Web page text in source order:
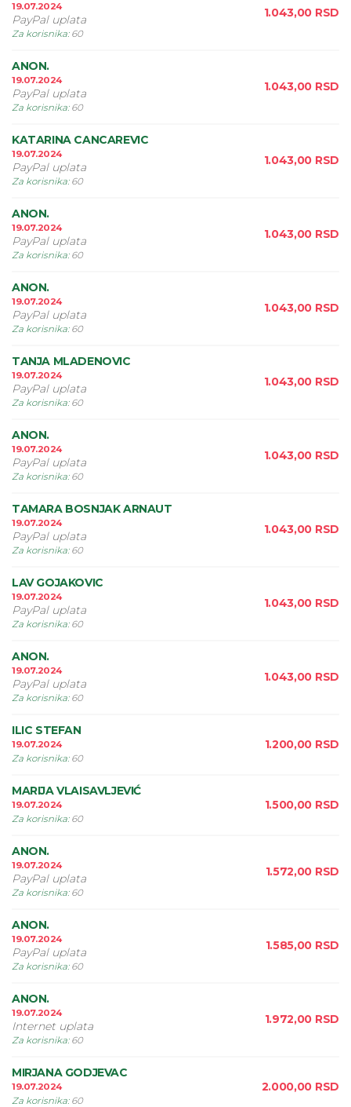
19.07.2024
PayPal uplata
Za korisnika: 60
1.043,00 RSD
ANON.
19.07.2024
PayPal uplata
Za korisnika: 60
1.043,00 RSD
KATARINA CANCAREVIC
19.07.2024
PayPal uplata
Za korisnika: 60
1.043,00 RSD
ANON.
19.07.2024
PayPal uplata
Za korisnika: 60
1.043,00 RSD
ANON.
19.07.2024
PayPal uplata
Za korisnika: 60
1.043,00 RSD
TANJA MLADENOVIC
19.07.2024
PayPal uplata
Za korisnika: 60
1.043,00 RSD
ANON.
19.07.2024
PayPal uplata
Za korisnika: 60
1.043,00 RSD
TAMARA BOSNJAK ARNAUT
19.07.2024
PayPal uplata
Za korisnika: 60
1.043,00 RSD
LAV GOJAKOVIC
19.07.2024
PayPal uplata
Za korisnika: 60
1.043,00 RSD
ANON.
19.07.2024
PayPal uplata
Za korisnika: 60
1.043,00 RSD
ILIC STEFAN
19.07.2024
Za korisnika: 60
1.200,00 RSD
MARIJA VLAISAVLJEVIĆ
19.07.2024
Za korisnika: 60
1.500,00 RSD
ANON.
19.07.2024
PayPal uplata
Za korisnika: 60
1.572,00 RSD
ANON.
19.07.2024
PayPal uplata
Za korisnika: 60
1.585,00 RSD
ANON.
19.07.2024
Internet uplata
Za korisnika: 60
1.972,00 RSD
MIRJANA GODJEVAC
19.07.2024
Za korisnika: 60
2.000,00 RSD